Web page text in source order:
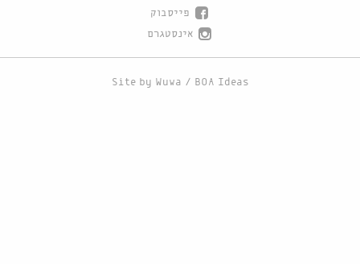
פייסבוק
אינסטגרם
Site by Wuwa / BOA Ideas